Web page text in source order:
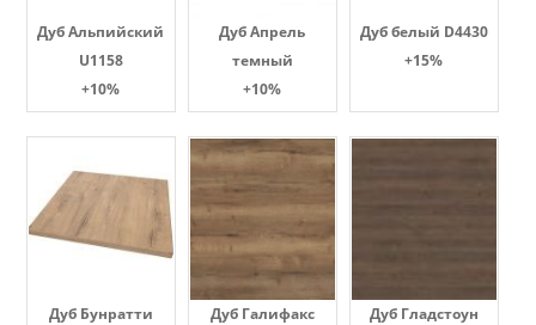
Дуб Альпийский
U1158
+10%
Дуб Апрель
темный
+10%
Дуб белый D4430
+15%
Дуб Бунратти
Дуб Галифакс
Дуб Гладстоун